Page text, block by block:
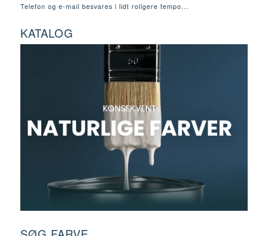
Telefon og e-mail besvares i lidt roligere tempo...
KATALOG